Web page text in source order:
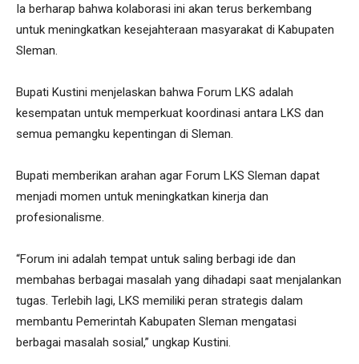
Ia berharap bahwa kolaborasi ini akan terus berkembang
untuk meningkatkan kesejahteraan masyarakat di Kabupaten
Sleman.
Bupati Kustini menjelaskan bahwa Forum LKS adalah
kesempatan untuk memperkuat koordinasi antara LKS dan
semua pemangku kepentingan di Sleman.
Bupati memberikan arahan agar Forum LKS Sleman dapat
menjadi momen untuk meningkatkan kinerja dan
profesionalisme.
“Forum ini adalah tempat untuk saling berbagi ide dan
membahas berbagai masalah yang dihadapi saat menjalankan
tugas. Terlebih lagi, LKS memiliki peran strategis dalam
membantu Pemerintah Kabupaten Sleman mengatasi
berbagai masalah sosial,” ungkap Kustini.